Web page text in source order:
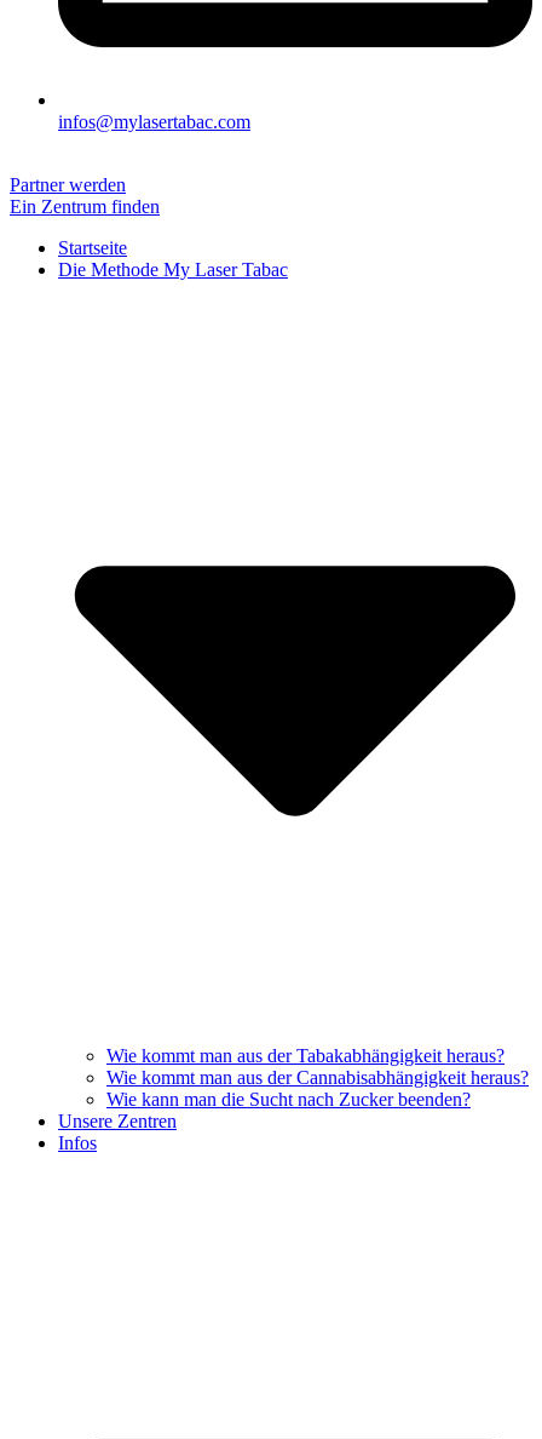
infos@mylasertabac.com
Partner werden
Ein Zentrum finden
Startseite
Die Methode My Laser Tabac
Wie kommt man aus der Tabakabhängigkeit heraus?
Wie kommt man aus der Cannabisabhängigkeit heraus?
Wie kann man die Sucht nach Zucker beenden?
Unsere Zentren
Infos